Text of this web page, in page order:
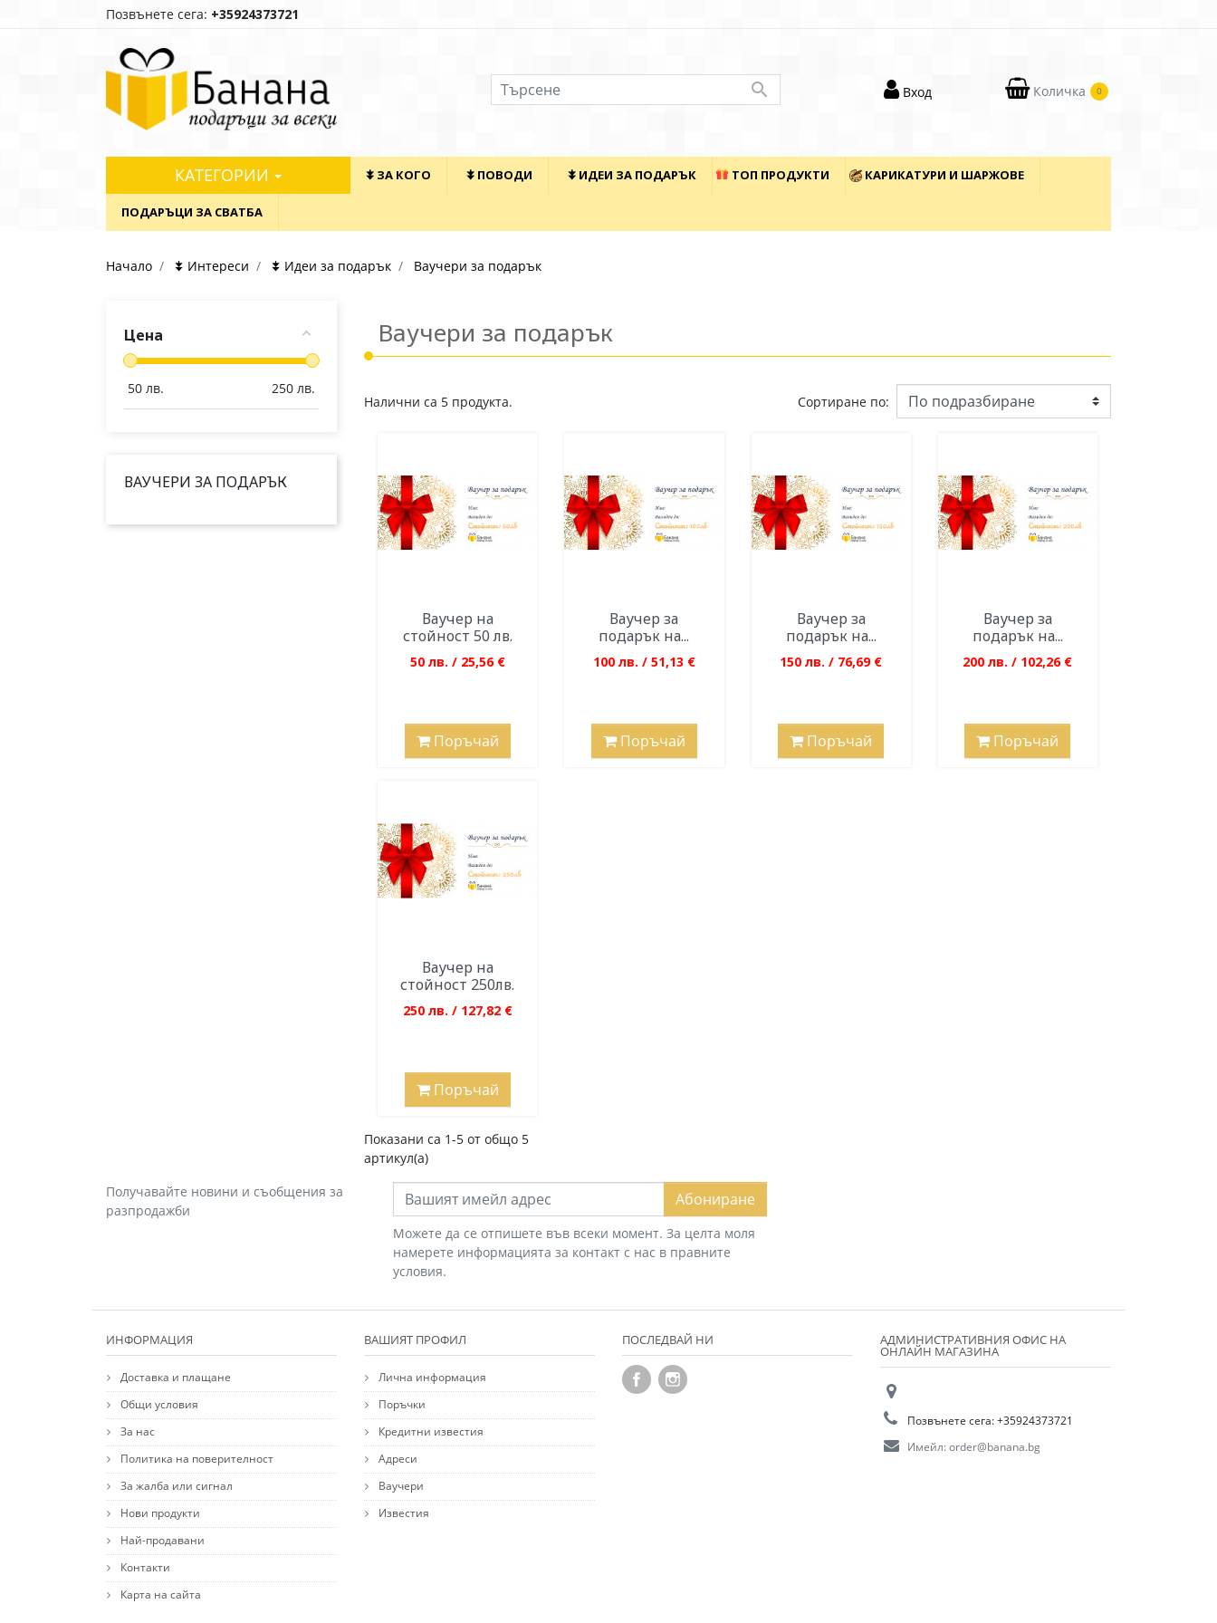
Позвънете сега: +35924373721
 Вход Количка 0
КАТЕГОРИИ ⯯ ЗА КОГО ⯯ ПОВОДИ ⯯ ИДЕИ ЗА ПОДАРЪК ТОП ПРОДУКТИ КАРИКАТУРИ И ШАРЖОВЕ
ПОДАРЪЦИ ЗА СВАТБА
Начало ⯯ Интереси ⯯ Идеи за подарък Ваучери за подарък
Цена
50 лв. 250 лв.
ВАУЧЕРИ ЗА ПОДАРЪК
Ваучери за подарък
Налични са 5 продукта. Сортиране по:
Ваучер на
стойност 50 лв.
50 лв. / 25,56 €
Поръчай
Ваучер за
подарък на...
100 лв. / 51,13 €
Поръчай
Ваучер за
подарък на...
150 лв. / 76,69 €
Поръчай
Ваучер за
подарък на...
200 лв. / 102,26 €
Поръчай
Ваучер на
стойност 250лв.
250 лв. / 127,82 €
Поръчай
Показани са 1-5 от общо 5
артикул(а)
Получавайте новини и съобщения за
разпродажби
Абониране
Можете да се отпишете във всеки момент. За целта моля
намерете информацията за контакт с нас в правните
условия.
ИНФОРМАЦИЯ
Доставка и плащане
Общи условия
За нас
Политика на поверителност
За жалба или сигнал
Нови продукти
Най-продавани
Контакти
Карта на сайта
ВАШИЯТ ПРОФИЛ
Лична информация
Поръчки
Кредитни известия
Адреси
Ваучери
Известия
ПОСЛЕДВАЙ НИ АДМИНИСТРАТИВНИЯ ОФИС НА
ОНЛАЙН МАГАЗИНА
Позвънете сега:+35924373721
Имейл:order@banana.bg